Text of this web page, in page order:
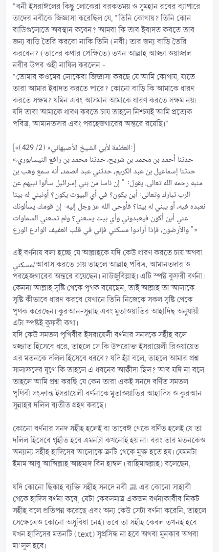
"বনী ইসরাঈলের কিছু লোকেরা বরকতময় ও সুমহান রবের ব্যাপারে
তাদের নবীকে জিজ্ঞাসা করেছিল যে, "তিনি কোথায়? তিনি কোন
বাড়িগুলোতে অবস্থান করেন? আমরা কি তার ইবাদত করতে তার
জন্য বাড়ি তৈরি করবো নাকি তিনি (নবী) তার জন্য বাড়ি তৈরি
করবেন? (তাদের কথার প্রেক্ষিতে) তখন আল্লাহ আজ্জা ওয়াজাল
নবীর উপর ওহী নাযিল করলেন -
"তোমার কওমের লোকেরা জিজ্ঞাসা করছে যে আমি কোথায়, যাতে
তারা আমার ইবাদত করতে পারে? কোনো বাড়ি কি আমাকে ধারণ
করতে সক্ষম? যমিন এবং আসমান আমাকে ধারণ করতে সক্ষম নয়।
যদি তারা আমাকে ধারণ করতে চায় তাহলে নিশ্চয়ই আমি প্রত্যেক
পবিত্র, আমানতদার এবং পরহেজগারের অন্তরে রয়েছি।"
[«العظمة لأبي الشيخ الأصبهاني» (2/ 429):]
«‌حدثنا ‌أحمد ‌بن ‌محمد ‌بن ‌شريح، ‌حدثنا ‌محمد ‌بن ‌رافع النيسابوري،
حدثنا إسماعيل بن عبد الكريم، ‌حدثني ‌عبد ‌الصمد، أنه سمع وهب ‌بن
‌منبه رحمه الله تعالى، يقول: " إن ناسا من بني إسرائيل سألوا نبيهم عن
الرب تبارك وتعالى: أين يكون؟ في أي البيوت يكون؟ أونبني له بيتا
نعبده فيه، أو يبني له بيتا؟ فأوحى الله عز وجل إليه: إن قومك يسألونك
عني أين أكون فيعبدوني وأي بيت يسعني؟ ولم تسعني السماوات
والأرضون، فإذا أرادوا مسكني فإني في قلب العفيف الوادع الورع "»
এই বর্ণনায় বলা হচ্ছে যে আল্লাহকে যদি কেউ ধারণ করতে চায় অথবা
مسكني/আবাস করতে চায় তাহলে আল্লাহ পবিত্র, আমানতদার ও
পরহেজগারের অন্তরে রয়েছেন। নাউজুবিল্লাহ। এটি স্পষ্ট কুফরী বর্ণনা।
কেননা আল্লাহ সৃষ্টি থেকে পৃথক রয়েছেন, তাই আল্লাহ তা'আলাকে
সৃষ্টি কীভাবে ধারণ করবে যেখানে তিনি নিজেকে সকল সৃষ্টি থেকে
পৃথক করেছেন। কুরআন-সুন্নাহ এবং মুতাওয়াতির আহাদিছ অনুযায়ী
এটা স্পষ্টই কুফরী কথা।
যদি কেউ সমতল পৃথিবীর ইসরায়েলী বর্ণনার সনদকে সহীহ বলে
হুজ্জাত হিসেবে ধরে, তাহলে সে কি উপরোক্ত ইসরায়েলী রিওয়ায়েত
এর মতনকে দলিল হিসেবে ধরবে? যদি হ্যাঁ বলে, তাহলে আমার প্রশ্ন
সালাফদের যুগে কি তাহলে এ ধরনের আক্বীদা ছিল? আর যদি না বলে
তাহলে আমি প্রশ্ন করছি যে কেন তারা একই সনদে বর্ণিত সমতল
পৃথিবী সংক্রান্ত ইসরায়েলী বর্ণনাকে মুতাওয়াতির আহাদিস ও কুরআন
সুন্নাহর দলিল ব্যতীত গ্রহণ করছে।
কোনো বর্ণনার সনদ সহীহ হলেই বা তাবেঈ থেকে বর্ণিত হলেই যে তা
দলিল হিসেবে গৃহীত হবে এমনটা কখনোই হয় না। বরং তার মতনকেও
অন্যান্য সহীহ হাদিসের আলোকে ত্রুটি থেকে মুক্ত হতে হয়। যেমনটা
ইমাম আবু আব্দিল্লাহ আহমাদ বিন হাম্বল (রাহিমাহুল্লাহ) বলেছেন,
যদি কোনো ছিকাহ ব্যক্তি সহীহ সনদে নবী ﷺ এর কোনো সাহাবী
থেকে হাদিস বর্ণনা করে, যেটা কেবলমাত্র একজন বর্ণনাকারীর নিকট
সহীহ বলে প্রতিপন্ন করেছে এবং অন্য কেউ সেটা বর্ণনা করেনি, তাহলে
সেক্ষেত্রেও কোনো অসুবিধা নেই। তবে তা সহীহ কেবল তখনই হবে
যখন হাদিসের মতনটি (text) সুপ্রসিদ্ধ না হবে অথবা মুনকার অথবা
মা'লুল হবে।